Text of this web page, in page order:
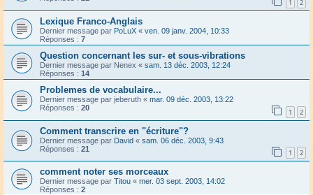
1 2
Lexique Franco-Anglais
Dernier message par PoLuX « ven. 09 janv. 2004, 10:33
Réponses : 7
Question concernant les sur- et sous-vibrations
Dernier message par Nenex « sam. 13 déc. 2003, 12:24
Réponses : 14
Problemes de vocabulaire...
Dernier message par jeberuth « mar. 09 déc. 2003, 13:22
Réponses : 20 1 2
Comment transcrire en "écriture"?
Dernier message par David « sam. 06 déc. 2003, 9:43
Réponses : 21 1 2
comment noter ses morceaux
Dernier message par Titou « mer. 03 sept. 2003, 14:02
Réponses : 2